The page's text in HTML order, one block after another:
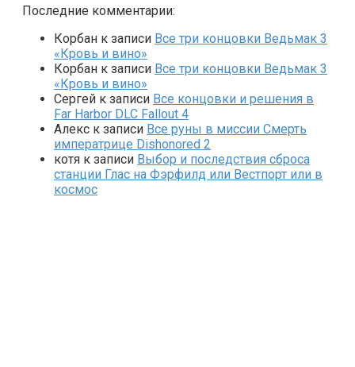
Последние комментарии:
Корбан к записи Все три концовки Ведьмак 3
«Кровь и вино»
Корбан к записи Все три концовки Ведьмак 3
«Кровь и вино»
Сергей к записи Все концовки и решения в
Far Harbor DLC Fallout 4
Алекс к записи Все руны в миссии Смерть
императрице Dishonored 2
котя к записи Выбор и последствия сброса
станции Глас на Фэрфилд или Вестпорт или в
космос